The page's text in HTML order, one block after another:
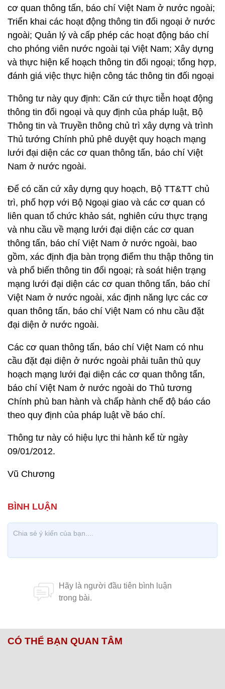
cơ quan thông tấn, báo chí Việt Nam ở nước ngoài;
Triển khai các hoạt động thông tin đối ngoại ở nước
ngoài; Quản lý và cấp phép các hoạt động báo chí
cho phóng viên nước ngoài tại Việt Nam; Xây dựng
và thực hiện kế hoạch thông tin đối ngoại; tổng hợp,
đánh giá việc thực hiện công tác thông tin đối ngoại
Thông tư này quy định: Căn cứ thực tiễn hoạt động
thông tin đối ngoại và quy định của pháp luật, Bộ
Thông tin và Truyền thông chủ trì xây dựng và trình
Thủ tướng Chính phủ phê duyệt quy hoạch mạng
lưới đại diện các cơ quan thông tấn, báo chí Việt
Nam ở nước ngoài.
Để có căn cứ xây dựng quy hoạch, Bộ TT&TT chủ
trì, phố hợp với Bộ Ngoại giao và các cơ quan có
liên quan tổ chức khảo sát, nghiên cứu thực trạng
và nhu cầu về mạng lưới đại diện các cơ quan
thông tấn, báo chí Việt Nam ở nước ngoài, bao
gồm, xác định địa bàn trọng điểm thu thập thông tin
và phổ biến thông tin đối ngoại; rà soát hiện trạng
mạng lưới đại diện các cơ quan thông tấn, báo chí
Việt Nam ở nước ngoài, xác định năng lực các cơ
quan thông tấn, báo chí Việt Nam có nhu cầu đặt
đại diện ở nước ngoài.
Các cơ quan thông tấn, báo chí Việt Nam có nhu
cầu đặt đại diện ở nước ngoài phải tuân thủ quy
hoạch mạng lưới đại diện các cơ quan thông tấn,
báo chí Việt Nam ở nước ngoài do Thủ tương
Chính phủ ban hành và chấp hành chế độ báo cáo
theo quy định của pháp luật về báo chí.
Thông tư này có hiệu lực thi hành kể từ ngày
09/01/2012.
Vũ Chương
CÓ THỂ BẠN QUAN TÂM